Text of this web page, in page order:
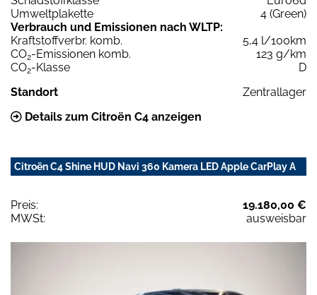
Umweltplakette
4 (Green)
Verbrauch und Emissionen nach WLTP:
Kraftstoffverbr. komb.
5,4 l/100km
CO2-Emissionen komb.
123 g/km
CO2-Klasse
D
Standort
Zentrallager
Details zum Citroën C4 anzeigen
Citroën C4 Shine HUD Navi 360 Kamera LED Apple CarPlay A
Preis:
19.180,00 €
MWSt:
ausweisbar